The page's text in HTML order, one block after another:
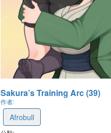
Sakura’s Training Arc (39)
作者:
Afrobull